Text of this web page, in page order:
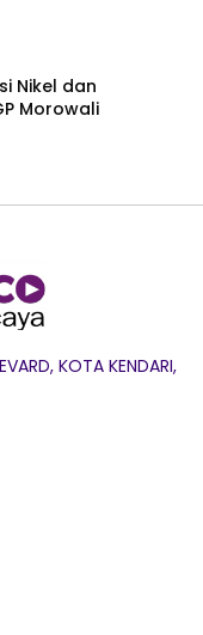
Nikel dan
Morowali
KOTA KENDARI,